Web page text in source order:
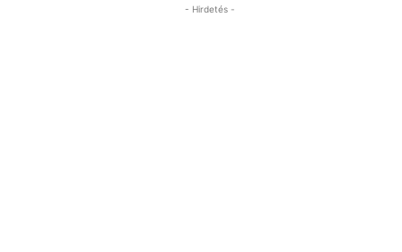
- Hirdetés -